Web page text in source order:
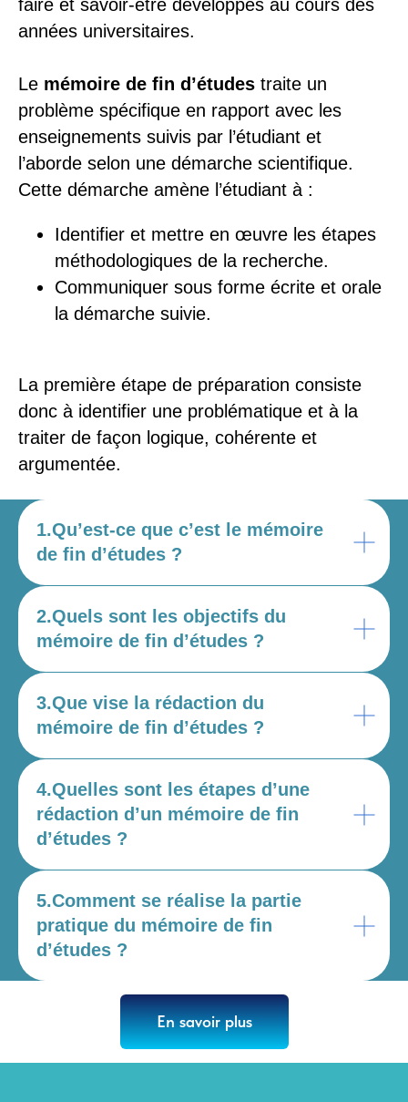
faire et savoir-être développés au cours des
années universitaires.
Le mémoire de fin d’études traite un
problème spécifique en rapport avec les
enseignements suivis par l’étudiant et
l’aborde selon une démarche scientifique.
Cette démarche amène l’étudiant à :
Identifier et mettre en œuvre les étapes
méthodologiques de la recherche.
Communiquer sous forme écrite et orale
la démarche suivie.
La première étape de préparation consiste
donc à identifier une problématique et à la
traiter de façon logique, cohérente et
argumentée.
1.Qu’est-ce que c’est le mémoire
de fin d’études ?
2.Quels sont les objectifs du
mémoire de fin d’études ?
3.Que vise la rédaction du
mémoire de fin d’études ?
4.Quelles sont les étapes d’une
rédaction d’un mémoire de fin
d’études ?
5.Comment se réalise la partie
pratique du mémoire de fin
d’études ?
En savoir plus